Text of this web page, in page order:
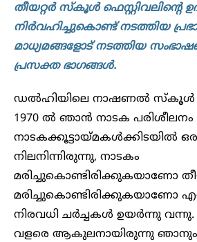
തീയറ്റർ സ്കൂൾ ഫെസ്റ്റിവലിന്റെ
നിർവഹിച്ചുകൊണ്ട് നടത്തിയ
മാധ്യമങ്ങളോട് നടത്തിയ
പ്രസക്ത ഭാ​ഗങ്ങൾ.
ഡൽഹിയിലെ നാഷണൽ സ്കൂൾ
1970 ൽ ഞാൻ നാടക
നാടകക്കൂട്ടായ്മകൾക്കിടയിൽ
നിലനിന്നിരുന്നു, നാടകം
മരിച്ചുകൊണ്ടിരിക്കുകയാണോ
മരിച്ചുകൊണ്ടിരിക്കുകയാണോ
നിരവധി ചർച്ചകൾ ഉയർന്നു വന്നു.
വളരെ ആകുലനായിരുന്നു ഞാനും,